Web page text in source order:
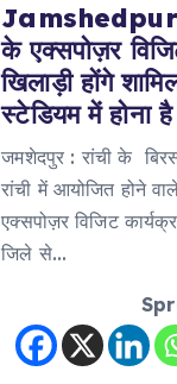
Jamshedpur
के एक्सपोज़र
खिलाड़ी होंगे
स्टेडियम में होना
जमशेदपुर : रांची के
रांची में आयोजित होने
एक्सपोज़र विजिट
जिले से…